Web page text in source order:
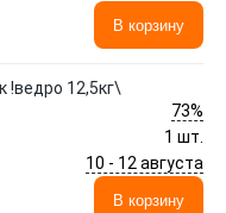
В корзину
!ведро 12,5кг\
73%
1 шт.
10 - 12 августа
В корзину